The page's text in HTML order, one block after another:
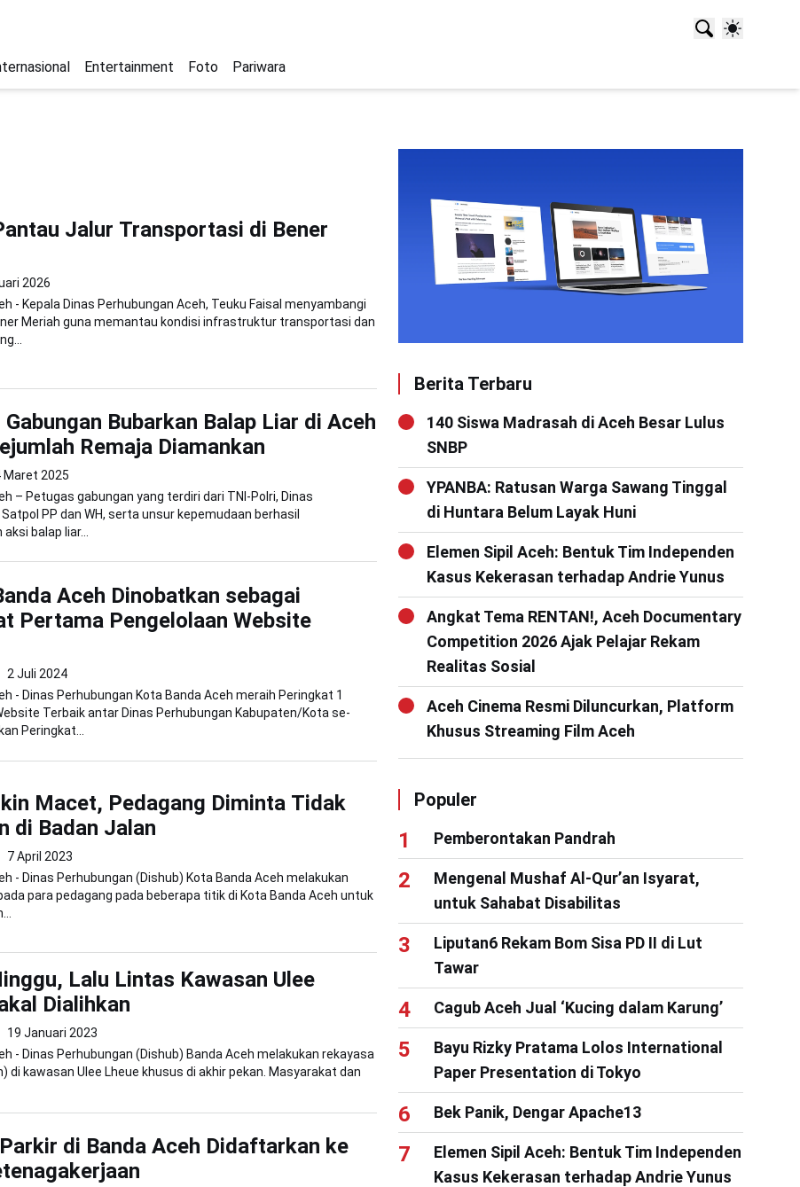
Entertainment Foto Pariwara
Jalur Transportasi di Bener
2026
- Kepala Dinas Perhubungan Aceh, Teuku Faisal menyambangi
Meriah guna memantau kondisi infrastruktur transportasi dan
Bubarkan Balap Liar di Aceh
Remaja Diamankan
Maret 2025
– Petugas gabungan yang terdiri dari TNI-Polri, Dinas
PP dan WH, serta unsur kepemudaan berhasil
balap liar...
Aceh Dinobatkan sebagai
Pertama Pengelolaan Website
2 Juli 2024
- Dinas Perhubungan Kota Banda Aceh meraih Peringkat 1
Terbaik antar Dinas Perhubungan Kabupaten/Kota se-
Peringkat...
Macet, Pedagang Diminta Tidak
di Badan Jalan
7 April 2023
- Dinas Perhubungan (Dishub) Kota Banda Aceh melakukan
para pedagang pada beberapa titik di Kota Banda Aceh untuk
Lalu Lintas Kawasan Ulee
Dialihkan
19 Januari 2023
- Dinas Perhubungan (Dishub) Banda Aceh melakukan rekayasa
di kawasan Ulee Lheue khusus di akhir pekan. Masyarakat dan
di Banda Aceh Didaftarkan ke
Berita Terbaru
140 Siswa Madrasah di Aceh Besar Lulus
SNBP
YPANBA: Ratusan Warga Sawang Tinggal
di Huntara Belum Layak Huni
Elemen Sipil Aceh: Bentuk Tim Independen
Kasus Kekerasan terhadap Andrie Yunus
Angkat Tema RENTAN!, Aceh Documentary
Competition 2026 Ajak Pelajar Rekam
Realitas Sosial
Aceh Cinema Resmi Diluncurkan, Platform
Khusus Streaming Film Aceh
Populer
Pemberontakan Pandrah
Mengenal Mushaf Al-Qur’an Isyarat,
untuk Sahabat Disabilitas
Liputan6 Rekam Bom Sisa PD II di Lut
Tawar
Cagub Aceh Jual ‘Kucing dalam Karung’
Bayu Rizky Pratama Lolos International
Paper Presentation di Tokyo
Bek Panik, Dengar Apache13
Elemen Sipil Aceh: Bentuk Tim Independen
Kasus Kekerasan terhadap Andrie Yunus